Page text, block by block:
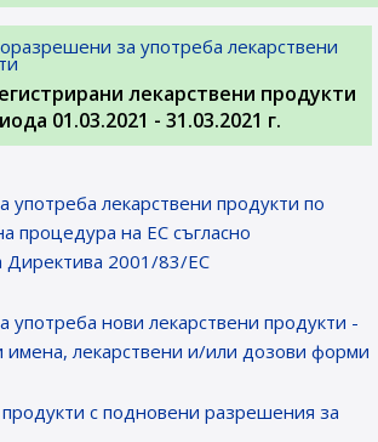
за употреба лекарствени
лекарствени продукти
01.03.2021 - 31.03.2021 г.
употреба лекарствени продукти по
процедура на ЕС съгласно
Директива 2001/83/ЕС
употреба нови лекарствени продукти -
имена, лекарствени и/или дозови форми
с подновени разрешения за